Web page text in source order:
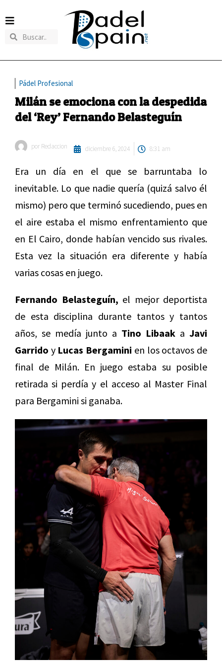
Pádel Profesional
Milán se emociona con la despedida
del ‘Rey’ Fernando Belasteguín
por Redaccion diciembre 6, 2024 8:31 am
Era un día en el que se barruntaba lo
inevitable. Lo que nadie quería (quizá salvo él
mismo) pero que terminó sucediendo, pues en
el aire estaba el mismo enfrentamiento que
en El Cairo, donde habían vencido sus rivales.
Esta vez la situación era diferente y había
varias cosas en juego.
Fernando Belasteguín, el mejor deportista
de esta disciplina durante tantos y tantos
años, se medía junto a Tino Libaak a Javi
Garrido y Lucas Bergamini en los octavos de
final de Milán. En juego estaba su posible
retirada si perdía y el acceso al Master Final
para Bergamini si ganaba.